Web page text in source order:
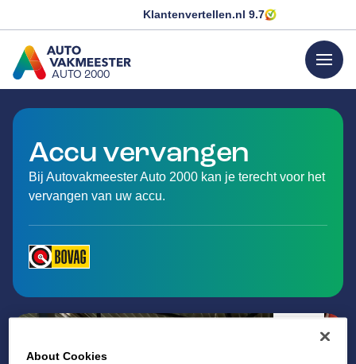
Klantenvertellen.nl 9.7
AUTO 2000
GA NAAR DE HOMEPAGINA
menu
Accu vervangen
Bij Autovakmeester Auto 2000 kan je terecht voor het
vervangen van uw accu.
About Cookies